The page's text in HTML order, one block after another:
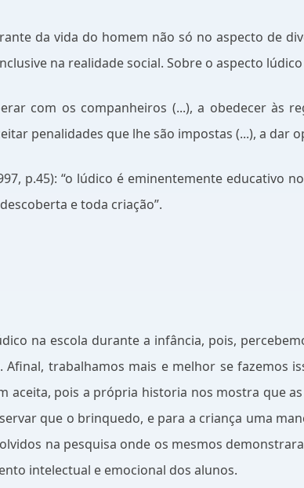
da vida do homem não só no aspecto de
na realidade social. Sobre o aspecto
com os companheiros (...), a obedecer
penalidades que lhe são impostas (...), a dar
p.45): “o lúdico é eminentemente
e toda criação”.
na escola durante a infância, pois,
trabalhamos mais e melhor se fazemos
aceita, pois a própria historia nos mostra que
que o brinquedo, e para a criança uma
na pesquisa onde os mesmos
intelectual e emocional dos alunos.